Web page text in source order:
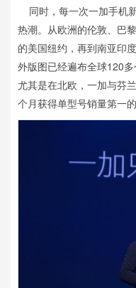
同时，每一次一加手机
热潮。从欧洲的伦敦、巴
的美国纽约，再到南亚印
外版图已经遍布全球120多
尤其是在北欧，一加与芬
个月获得单型号销量第一